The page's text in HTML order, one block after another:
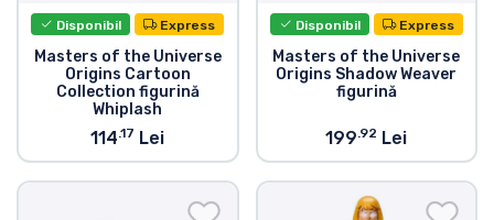
Disponibil Express
Masters of the Universe
Origins Cartoon
Collection figurină
Whiplash
114.17 Lei
Disponibil Express
Masters of the Universe
Origins Shadow Weaver
figurină
199.92 Lei